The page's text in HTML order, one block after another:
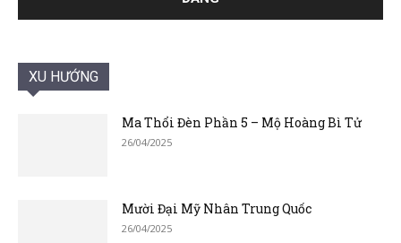
XU HƯỚNG
Ma Thổi Đèn Phần 5 – Mộ Hoàng Bì Tử
26/04/2025
Mười Đại Mỹ Nhân Trung Quốc
26/04/2025